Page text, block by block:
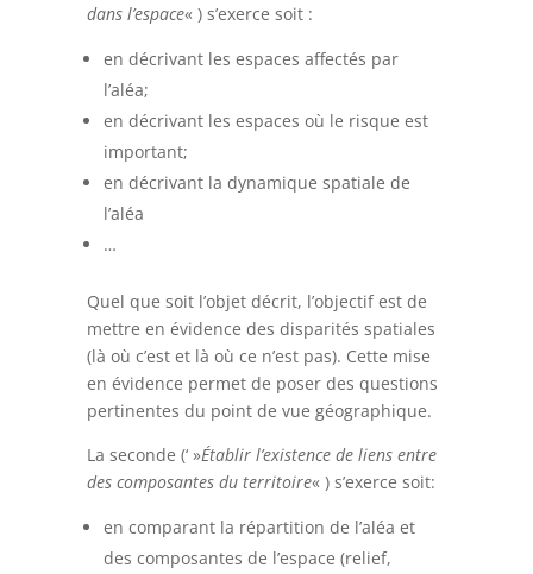
dans l’espace« ) s’exerce soit :
en décrivant les espaces affectés par
l’aléa;
en décrivant les espaces où le risque est
important;
en décrivant la dynamique spatiale de
l’aléa
…
Quel que soit l’objet décrit, l’objectif est de
mettre en évidence des disparités spatiales
(là où c’est et là où ce n’est pas). Cette mise
en évidence permet de poser des questions
pertinentes du point de vue géographique.
La seconde (‘ »Établir l’existence de liens entre
des composantes du territoire« ) s’exerce soit:
en comparant la répartition de l’aléa et
des composantes de l’espace (relief,